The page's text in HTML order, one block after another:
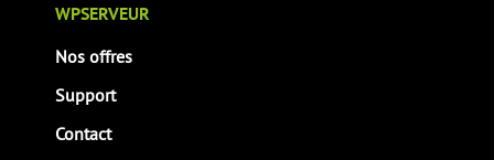
WPSERVEUR
Nos offres
Support
Contact